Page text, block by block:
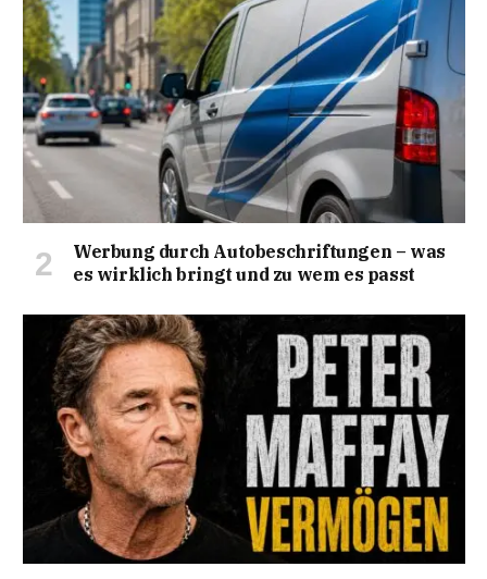
Werbung durch Autobeschriftungen – was
es wirklich bringt und zu wem es passt